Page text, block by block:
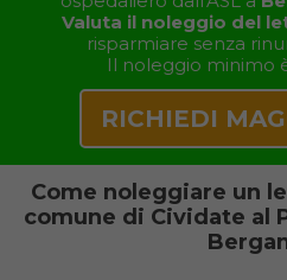
Valuta il noleggio del
risparmiare senza
Il noleggio minimo
RICHIEDI
Come noleggiare un
comune di Cividate al